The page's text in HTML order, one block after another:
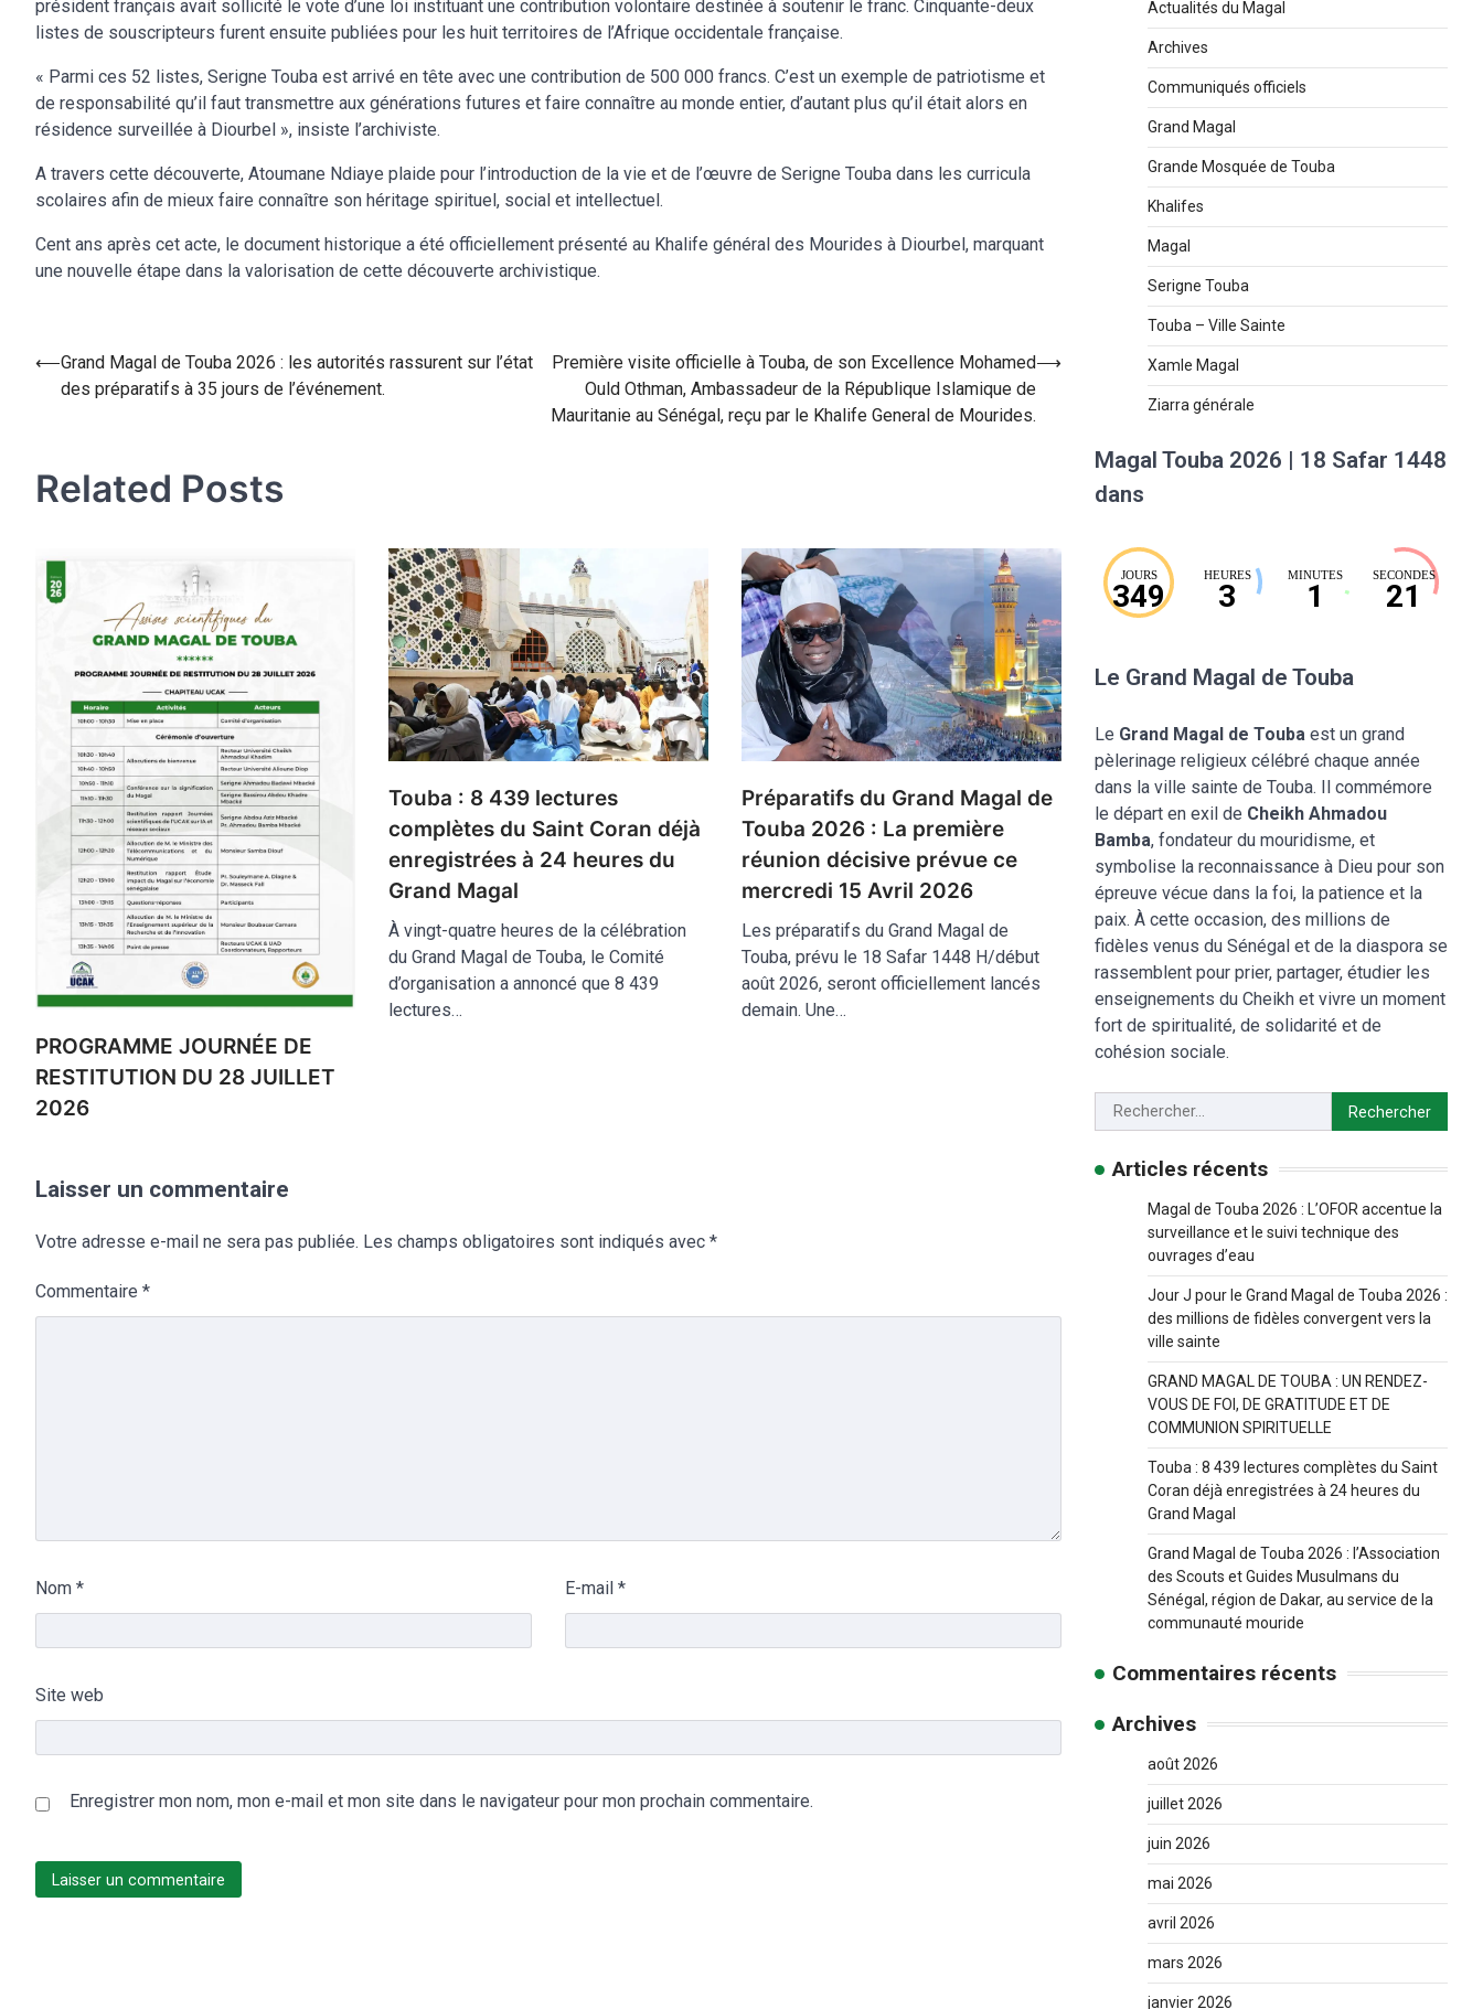
président français avait sollicité le vote d’une loi instituant une contribution volontaire destinée à soutenir le franc. Cinquante-deux
listes de souscripteurs furent ensuite publiées pour les huit territoires de l’Afrique occidentale française.
« Parmi ces 52 listes, Serigne Touba est arrivé en tête avec une contribution de 500 000 francs. C’est un exemple de patriotisme et
de responsabilité qu’il faut transmettre aux générations futures et faire connaître au monde entier, d’autant plus qu’il était alors en
résidence surveillée à Diourbel », insiste l’archiviste.
A travers cette découverte, Atoumane Ndiaye plaide pour l’introduction de la vie et de l’œuvre de Serigne Touba dans les curricula
scolaires afin de mieux faire connaître son héritage spirituel, social et intellectuel.
Cent ans après cet acte, le document historique a été officiellement présenté au Khalife général des Mourides à Diourbel, marquant
une nouvelle étape dans la valorisation de cette découverte archivistique.
⟵Grand Magal de Touba 2026 : les autorités rassurent sur l’état
des préparatifs à 35 jours de l’événement.
Première visite officielle à Touba, de son Excellence Mohamed
Ould Othman, Ambassadeur de la République Islamique de
Mauritanie au Sénégal, reçu par le Khalife General de Mourides.
⟶
Related Posts
PROGRAMME JOURNÉE DE
RESTITUTION DU 28 JUILLET
2026
Touba : 8 439 lectures
complètes du Saint Coran déjà
enregistrées à 24 heures du
Grand Magal
À vingt-quatre heures de la célébration
du Grand Magal de Touba, le Comité
d’organisation a annoncé que 8 439
lectures…
Préparatifs du Grand Magal de
Touba 2026 : La première
réunion décisive prévue ce
mercredi 15 Avril 2026
Les préparatifs du Grand Magal de
Touba, prévu le 18 Safar 1448 H/début
août 2026, seront officiellement lancés
demain. Une…
Laisser un commentaire
Votre adresse e-mail ne sera pas publiée. Les champs obligatoires sont indiqués avec *
Commentaire *
Nom * E-mail *
Site web
Enregistrer mon nom, mon e-mail et mon site dans le navigateur pour mon prochain commentaire.
Actualités du Magal
Archives
Communiqués officiels
Grand Magal
Grande Mosquée de Touba
Khalifes
Magal
Serigne Touba
Touba – Ville Sainte
Xamle Magal
Ziarra générale
Magal Touba 2026 | 18 Safar 1448
dans
JOURS
349
HEURES
3
MINUTES
1
SECONDES
20
Le Grand Magal de Touba
Le Grand Magal de Touba est un grand
pèlerinage religieux célébré chaque année
dans la ville sainte de Touba. Il commémore
le départ en exil de Cheikh Ahmadou
Bamba, fondateur du mouridisme, et
symbolise la reconnaissance à Dieu pour son
épreuve vécue dans la foi, la patience et la
paix. À cette occasion, des millions de
fidèles venus du Sénégal et de la diaspora se
rassemblent pour prier, partager, étudier les
enseignements du Cheikh et vivre un moment
fort de spiritualité, de solidarité et de
cohésion sociale.
Articles récents
Magal de Touba 2026 : L’OFOR accentue la
surveillance et le suivi technique des
ouvrages d’eau
Jour J pour le Grand Magal de Touba 2026 :
des millions de fidèles convergent vers la
ville sainte
GRAND MAGAL DE TOUBA : UN RENDEZ-
VOUS DE FOI, DE GRATITUDE ET DE
COMMUNION SPIRITUELLE
Touba : 8 439 lectures complètes du Saint
Coran déjà enregistrées à 24 heures du
Grand Magal
Grand Magal de Touba 2026 : l’Association
des Scouts et Guides Musulmans du
Sénégal, région de Dakar, au service de la
communauté mouride
Commentaires récents
Archives
août 2026
juillet 2026
juin 2026
mai 2026
avril 2026
mars 2026
janvier 2026